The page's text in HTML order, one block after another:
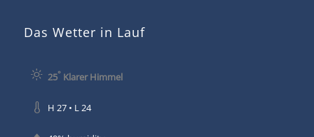
Das Wetter in Lauf
25°Klarer Himmel
H 27 • L 24